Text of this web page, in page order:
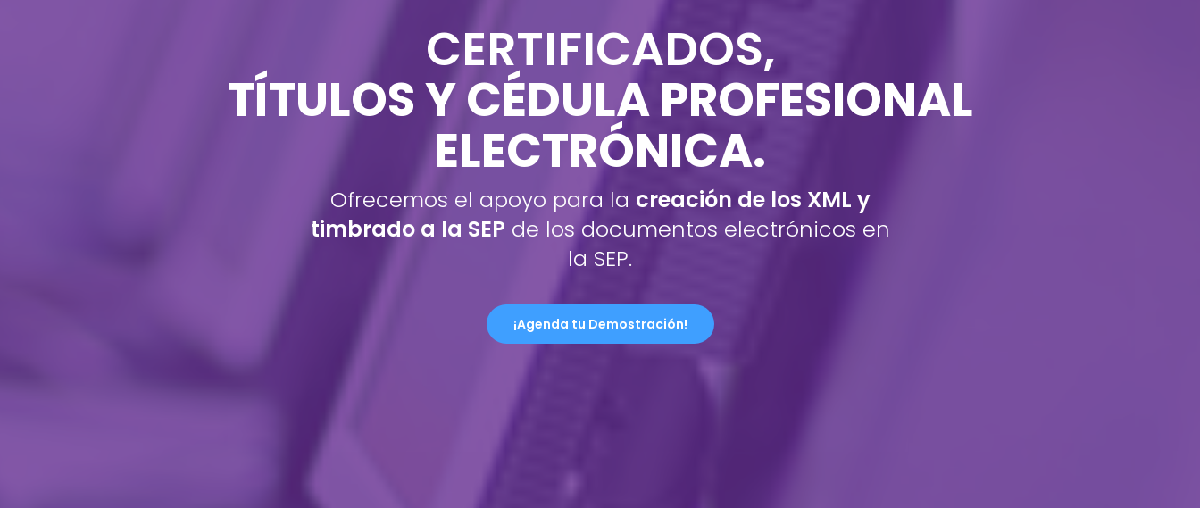
CERTIFICADOS,
TÍTULOS Y CÉDULA PROFESIONAL
ELECTRÓNICA.
Ofrecemos el apoyo para la creación de los XML y
timbrado a la SEP de los documentos electrónicos en
la SEP.
¡Agenda tu Demostración!